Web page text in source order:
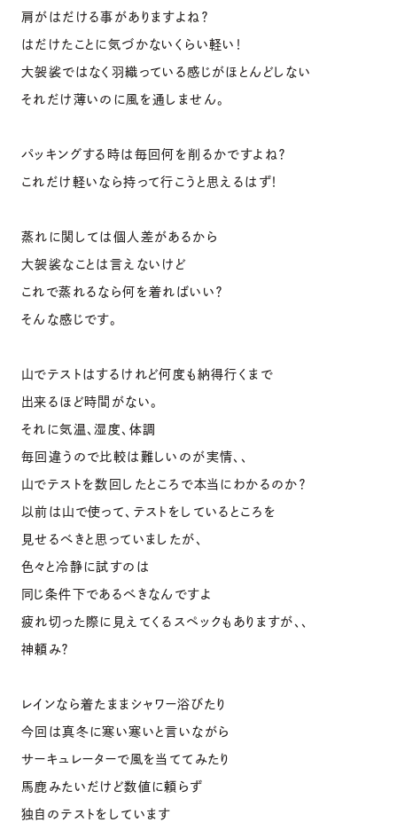
肩がはだける事がありますよね？
はだけたことに気づかないくらい軽い！
大袈裟ではなく羽織っている感じがほとんどしない
それだけ薄いのに風を通しません。
パッキングする時は毎回何を削るかですよね？
これだけ軽いなら持って行こうと思えるはず！
蒸れに関しては個人差があるから
大袈裟なことは言えないけど
これで蒸れるなら何を着ればいい？
そんな感じです。
山でテストはするけれど何度も納得行くまで
出来るほど時間がない。
それに気温、湿度、体調
毎回違うので比較は難しいのが実情、、
山でテストを数回したところで本当にわかるのか？
以前は山で使って、テストをしているところを
見せるべきと思っていましたが、
色々と冷静に試すのは
同じ条件下であるべきなんですよ
疲れ切った際に見えてくるスペックもありますが、、
神頼み？
レインなら着たままシャワー浴びたり
今回は真冬に寒い寒いと言いながら
サーキュレーターで風を当ててみたり
馬鹿みたいだけど数値に頼らず
独自のテストをしています